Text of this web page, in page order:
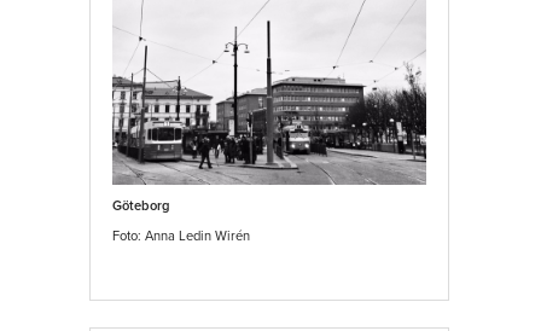
Göteborg
Foto: Anna Ledin Wirén